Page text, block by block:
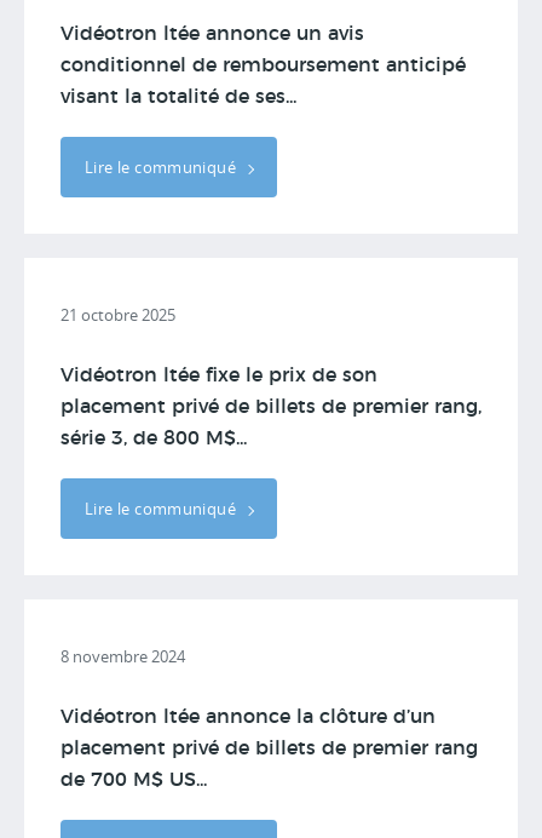
Vidéotron ltée annonce un avis
conditionnel de remboursement anticipé
visant la totalité de ses...
Lire le communiqué
21 octobre 2025
Vidéotron ltée fixe le prix de son
placement privé de billets de premier rang,
série 3, de 800 M$...
Lire le communiqué
8 novembre 2024
Vidéotron ltée annonce la clôture d’un
placement privé de billets de premier rang
de 700 M$ US...